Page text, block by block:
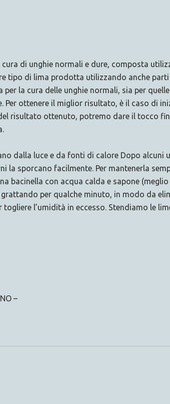
cura di unghie normali e dure, composta
tipo di lima prodotta utilizzando anche
la cura delle unghie normali, sia per
ottenere il miglior risultato, è il caso di
risultato ottenuto, potremo dare il tocco
dalla luce e da fonti di calore Dopo
la sporcano facilmente. Per mantenerla
bacinella con acqua calda e sapone
per qualche minuto, in modo da
l’umidità in eccesso. Stendiamo le
–